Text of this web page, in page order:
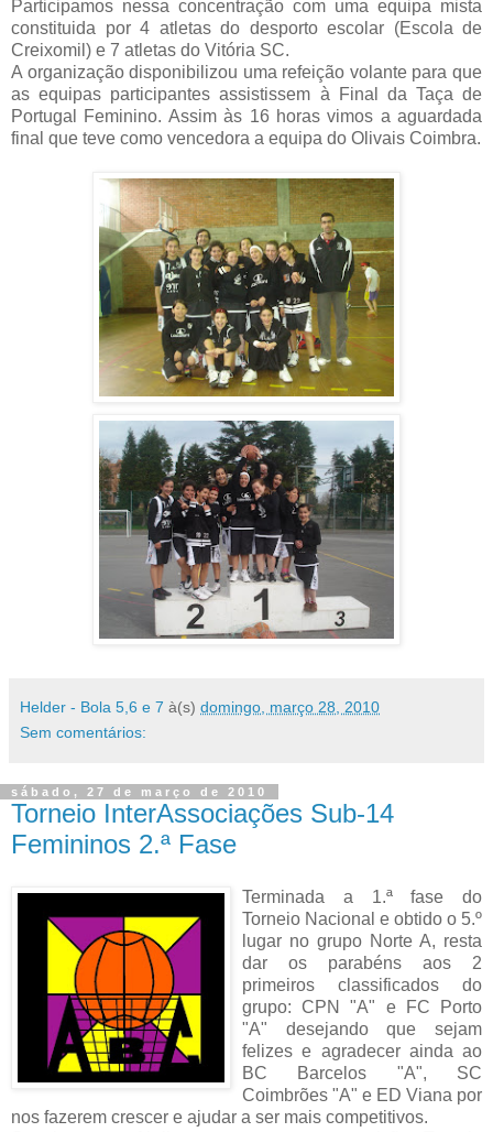
Participamos nessa concentração com uma equipa mista
constituida por 4 atletas do desporto escolar (Escola de
Creixomil) e 7 atletas do Vitória SC.
A organização disponibilizou uma refeição volante para que
as equipas participantes assistissem à Final da Taça de
Portugal Feminino. Assim às 16 horas vimos a aguardada
final que teve como vencedora a equipa do Olivais Coimbra.
Helder - Bola 5,6 e 7 à(s) domingo, março 28, 2010
Sem comentários:
sábado, 27 de março de 2010
Torneio InterAssociações Sub-14
Femininos 2.ª Fase
Terminada a 1.ª fase do
Torneio Nacional e obtido o 5.º
lugar no grupo Norte A, resta
dar os parabéns aos 2
primeiros classificados do
grupo: CPN "A" e FC Porto
"A" desejando que sejam
felizes e agradecer ainda ao
BC Barcelos "A", SC
Coimbrões "A" e ED Viana por
nos fazerem crescer e ajudar a ser mais competitivos.